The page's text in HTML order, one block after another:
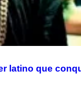
latino que